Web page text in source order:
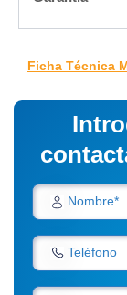
Ficha Técnica
Nombre*
Teléfono